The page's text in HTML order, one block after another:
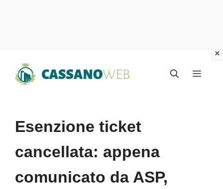
Menu
Esenzione ticket
cancellata: appena
comunicato da ASP,